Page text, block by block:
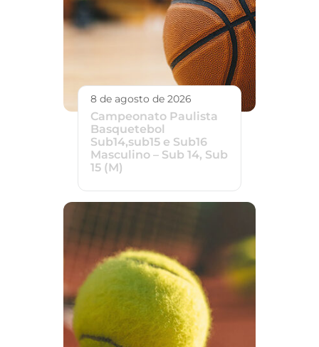
8 de agosto de 2026
Campeonato Paulista
Basquetebol
Sub14,sub15 e Sub16
Masculino – Sub 14, Sub
15 (M)